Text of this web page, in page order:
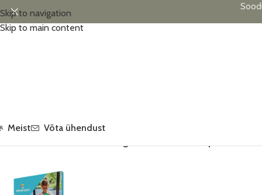
Skip to navigation
Skip to main content
Meist Võta ühendust